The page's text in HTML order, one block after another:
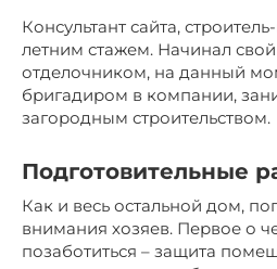
Консультант сайта,
летним стажем. Начинал
отделочником, на данный
бригадиром в компании,
загородным строительством.
Подготовительные
Как и весь остальной дом,
внимания хозяев. Первое о
позаботиться – защита